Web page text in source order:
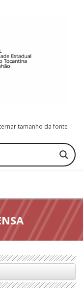
tamanho da fonte